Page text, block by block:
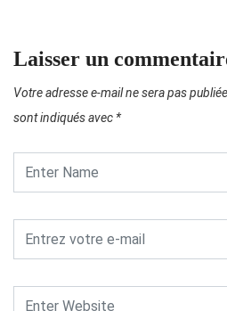
Laisser un
Votre adresse e-mail ne sera pas
sont indiqués avec *